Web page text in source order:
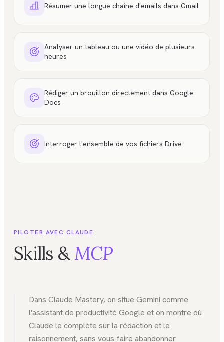
Résumer une longue chaîne d'emails dans Gmail
Analyser un tableau ou une vidéo de plusieurs
heures
Rédiger un brouillon directement dans Google
Docs
Interroger l'ensemble de vos fichiers Drive
PILOTER AVEC CLAUDE
Skills &MCP
Dans Claude Mastery, on situe Gemini comme
l'assistant de productivité Google et on montre où
Claude le complète sur la rédaction et le
raisonnement, sans vous faire abandonner